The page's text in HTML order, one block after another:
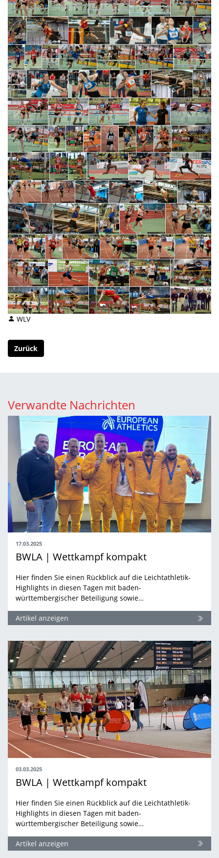
WLV
Zurück
Verwandte Nachrichten
17.03.2025
BWLA | Wettkampf kompakt
Hier finden Sie einen Rückblick auf die Leichtathletik-
Highlights in diesen Tagen mit baden-
württembergischer Beteiligung sowie…
Artikel anzeigen
03.03.2025
BWLA | Wettkampf kompakt
Hier finden Sie einen Rückblick auf die Leichtathletik-
Highlights in diesen Tagen mit baden-
württembergischer Beteiligung sowie…
Artikel anzeigen